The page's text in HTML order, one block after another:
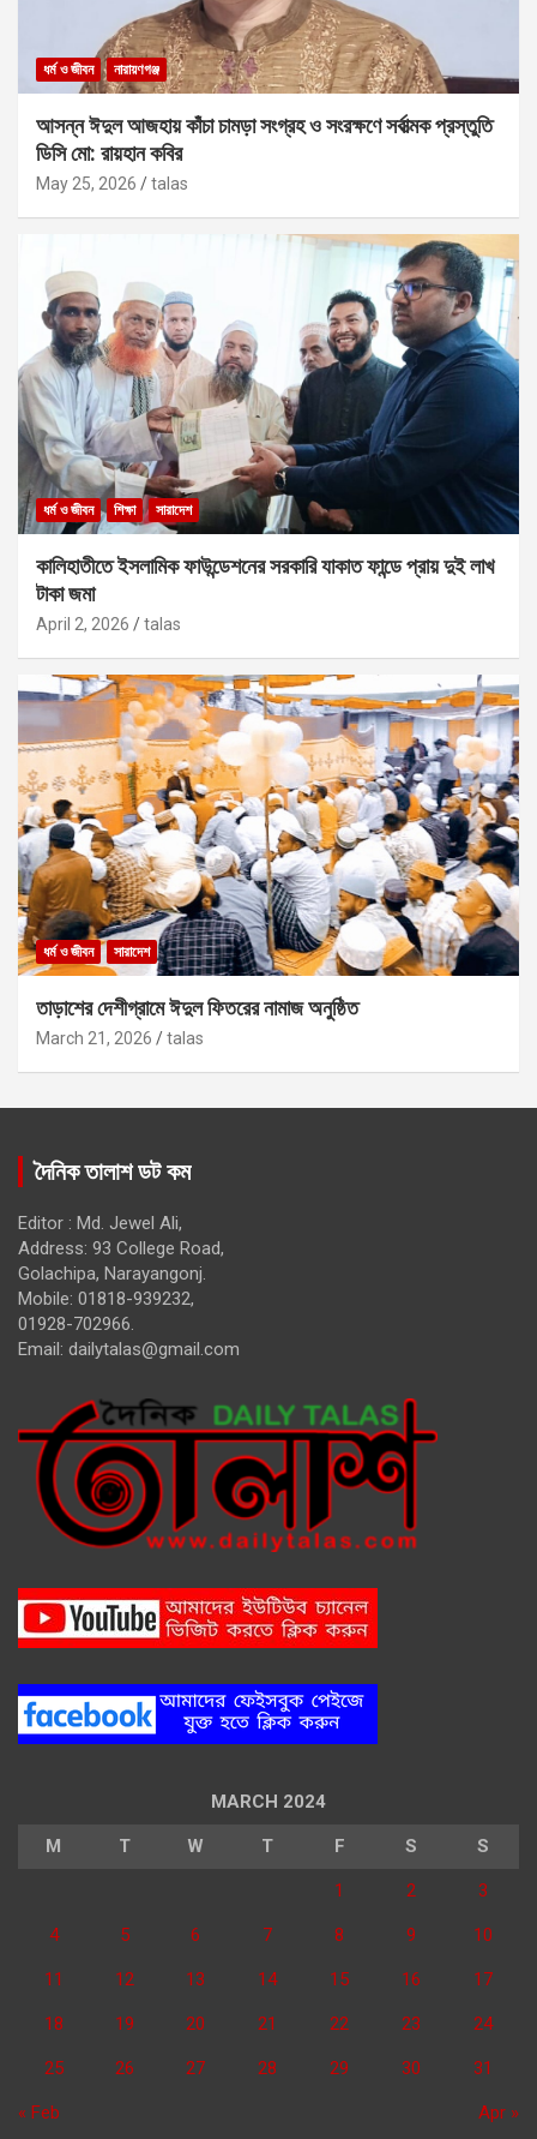
ধর্ম ও জীবন নারায়ণগঞ্জ
আসন্ন ঈদুল আজহায় কাঁচা চামড়া সংগ্রহ ও সংরক্ষণে সর্বাত্মক প্রস্তুতি
ডিসি মো: রায়হান কবির
May 25, 2026 talas
ধর্ম ও জীবন শিক্ষা সারাদেশ
কালিহাতীতে ইসলামিক ফাউন্ডেশনের সরকারি যাকাত ফান্ডে প্রায় দুই লাখ
টাকা জমা
April 2, 2026 talas
ধর্ম ও জীবন সারাদেশ
তাড়াশের দেশীগ্রামে ঈদুল ফিতরের নামাজ অনুষ্ঠিত
March 21, 2026 talas
দৈনিক তালাশ ডট কম
Editor : Md. Jewel Ali,
Address: 93 College Road,
Golachipa, Narayangonj.
Mobile: 01818-939232,
01928-702966.
Email: dailytalas@gmail.com
MARCH 2024
M T W T F S S
1 2 3
4 5 6 7 8 9 10
11 12 13 14 15 16 17
18 19 20 21 22 23 24
25 26 27 28 29 30 31
« Feb Apr »